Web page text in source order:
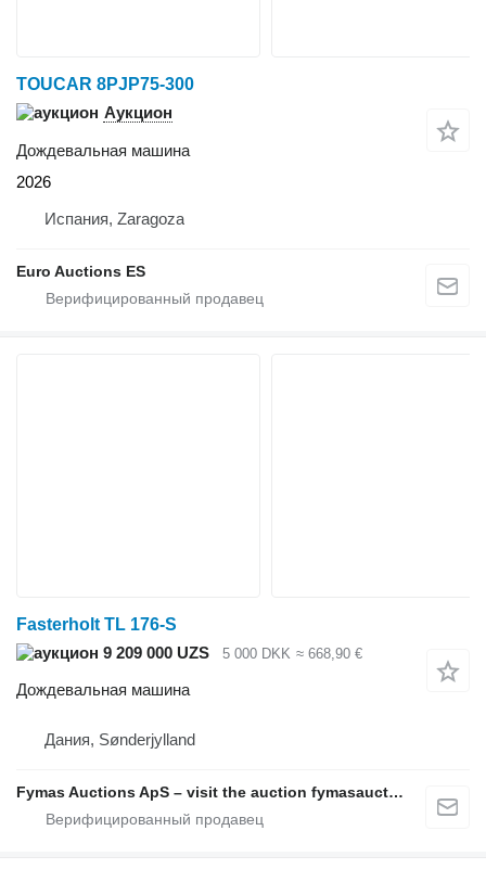
TOUCAR 8PJP75-300
Аукцион
Дождевальная машина
2026
Испания, Zaragoza
Euro Auctions ES
Fasterholt TL 176-S
9 209 000 UZS
5 000 DKK ≈ 668,90 €
Дождевальная машина
Дания, Sønderjylland
Fymas Auctions ApS – visit the auction fymasauctions.dk